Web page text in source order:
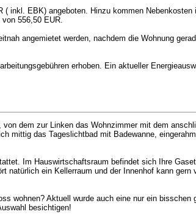
inkl. EBK) angeboten. Hinzu kommen
556,50 EUR.
angemietet werden, nachdem die Wohnung
erhoben. Ein aktueller
dem zur Linken das Wohnzimmer mit dem
mittig das Tageslichtbad mit Badewanne,
Im Hauswirtschaftsraum befindet sich Ihre
natürlich ein Kellerraum und der Innenhof kann
wohnen? Aktuell wurde auch eine nur ein bisschen
besichtigen!